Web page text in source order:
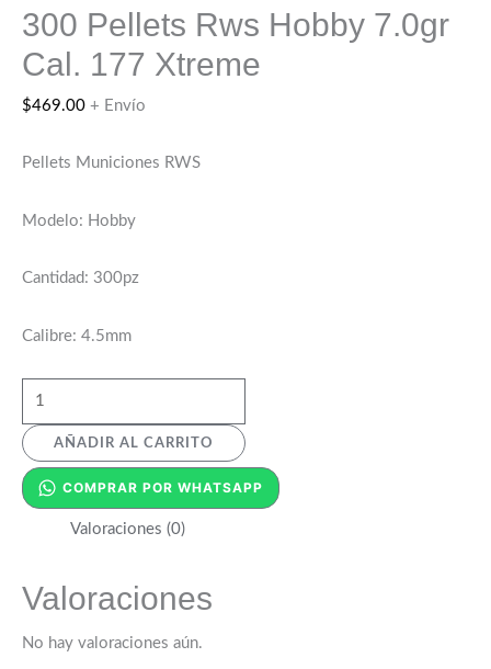
300 Pellets Rws Hobby 7.0gr
Cal. 177 Xtreme
$469.00 + Envío
Pellets Municiones RWS
Modelo: Hobby
Cantidad: 300pz
Calibre: 4.5mm
AÑADIR AL CARRITO
COMPRAR POR WHATSAPP
Valoraciones (0)
Valoraciones
No hay valoraciones aún.